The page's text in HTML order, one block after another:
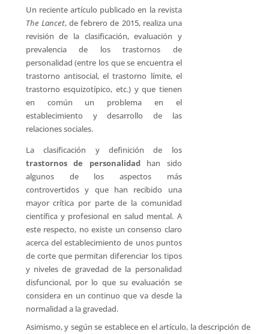
Un reciente artículo publicado en la revista
The Lancet, de febrero de 2015, realiza una
revisión de la clasificación, evaluación y
prevalencia de los trastornos de
personalidad (entre los que se encuentra el
trastorno antisocial, el trastorno límite, el
trastorno esquizotípico, etc.) y que tienen
en común un problema en el
establecimiento y desarrollo de las
relaciones sociales.
La clasificación y definición de los
trastornos de personalidadhan sido
algunos de los aspectos más
controvertidos y que han recibido una
mayor crítica por parte de la comunidad
científica y profesional en salud mental. A
este respecto, no existe un consenso claro
acerca del establecimiento de unos puntos
de corte que permitan diferenciar los tipos
y niveles de gravedad de la personalidad
disfuncional, por lo que su evaluación se
considera en un continuo que va desde la
normalidad a la gravedad.
Asimismo, y según se establece en el artículo, la descripción de